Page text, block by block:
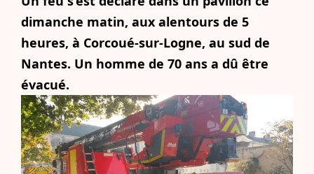
dimanche matin, aux alentours de 5
heures, à Corcoué-sur-Logne, au sud de
Nantes. Un homme de 70 ans a dû être
évacué.